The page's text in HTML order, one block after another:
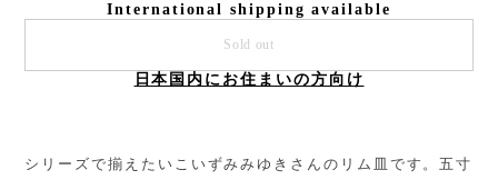
International shipping available
Sold out
日本国内にお住まいの方向け
シリーズで揃えたいこいずみみゆきさんのリム皿です。五寸